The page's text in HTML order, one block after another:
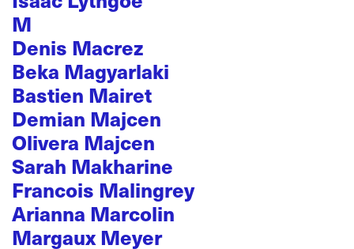
M
Denis Macrez
Beka Magyarlaki
Bastien Mairet
Demian Majcen
Olivera Majcen
Sarah Makharine
Francois Malingrey
Arianna Marcolin
Margaux Meyer